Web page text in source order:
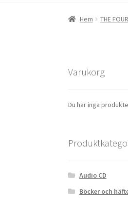
Hem BlogCart
Hem THE FOUR
Varukorg
Du har inga
Audio CD
Böcker och